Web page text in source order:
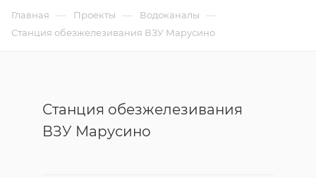
Главная — Проекты — Водоканалы —
Станция обезжелезивания ВЗУ Марусино
Станция обезжелезивания
ВЗУ Марусино